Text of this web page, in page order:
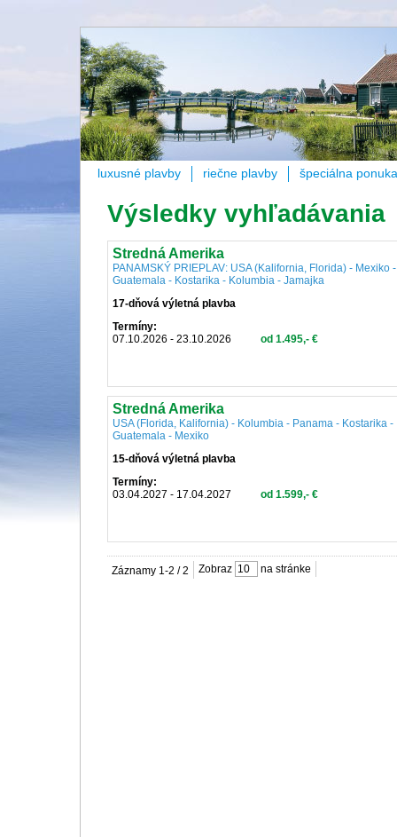
luxusné plavby riečne plavby špeciálna ponuka
Výsledky vyhľadávania
Stredná Amerika
PANAMSKÝ PRIEPLAV: USA (Kalifornia, Florida) - Mexiko -
Guatemala - Kostarika - Kolumbia - Jamajka
17-dňová výletná plavba
Termíny:
07.10.2026 - 23.10.2026
od 1.495,- €
Stredná Amerika
USA (Florida, Kalifornia) - Kolumbia - Panama - Kostarika -
Guatemala - Mexiko
15-dňová výletná plavba
Termíny:
03.04.2027 - 17.04.2027
od 1.599,- €
Záznamy 1-2 / 2 Zobraz na stránke